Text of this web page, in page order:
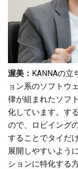
渥美： KANNAの立
ョン系のソフトウ
律が組まれたソフ
化しています。す
ので、ロビイング
することでタイだ
展開しやすいよう
ションに特化する